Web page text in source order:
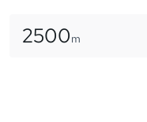
2500m